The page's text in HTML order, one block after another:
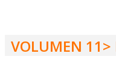
VOLUMEN